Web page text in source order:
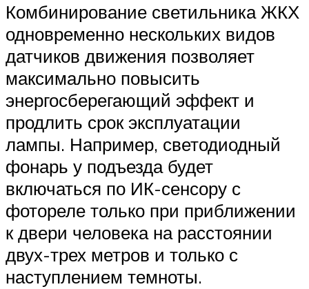
Комбинирование светильника ЖКХ
одновременно нескольких видов
датчиков движения позволяет
максимально повысить
энергосберегающий эффект и
продлить срок эксплуатации
лампы. Например, светодиодный
фонарь у подъезда будет
включаться по ИК-сенсору с
фотореле только при приближении
к двери человека на расстоянии
двух-трех метров и только с
наступлением темноты.